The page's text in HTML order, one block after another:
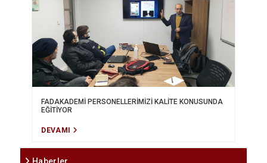
FADAKADEMİ PERSONELLERİMİZİ KALİTE KONUSUNDA
EĞİTİYOR
DEVAMI